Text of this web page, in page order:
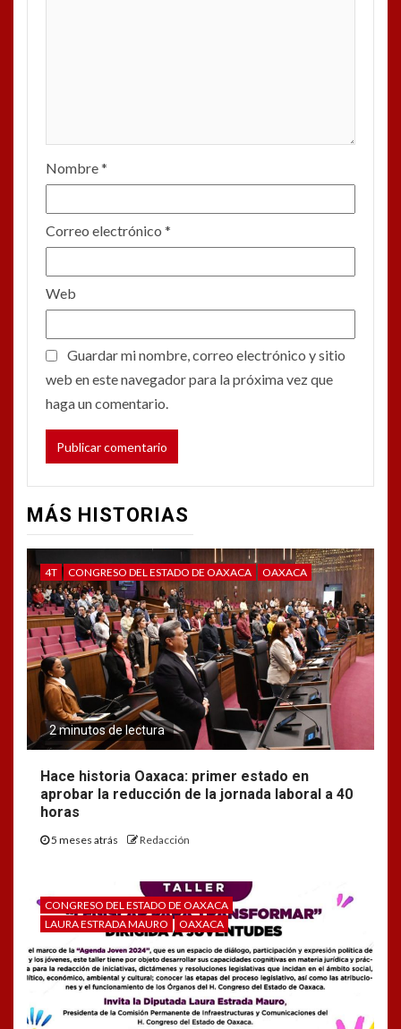
Nombre*
Correo electrónico *
Web
Guardar mi nombre, correo electrónico y sitio
web en este navegador para la próxima vez que
haga un comentario.
MÁS HISTORIAS
4T CONGRESO DEL ESTADO DE OAXACA OAXACA
2 minutos de lectura
Hace historia Oaxaca: primer estado en
aprobar la reducción de la jornada laboral a 40
horas
5 meses atrás Redacción
CONGRESO DEL ESTADO DE OAXACA
LAURA ESTRADA MAURO
OAXACA